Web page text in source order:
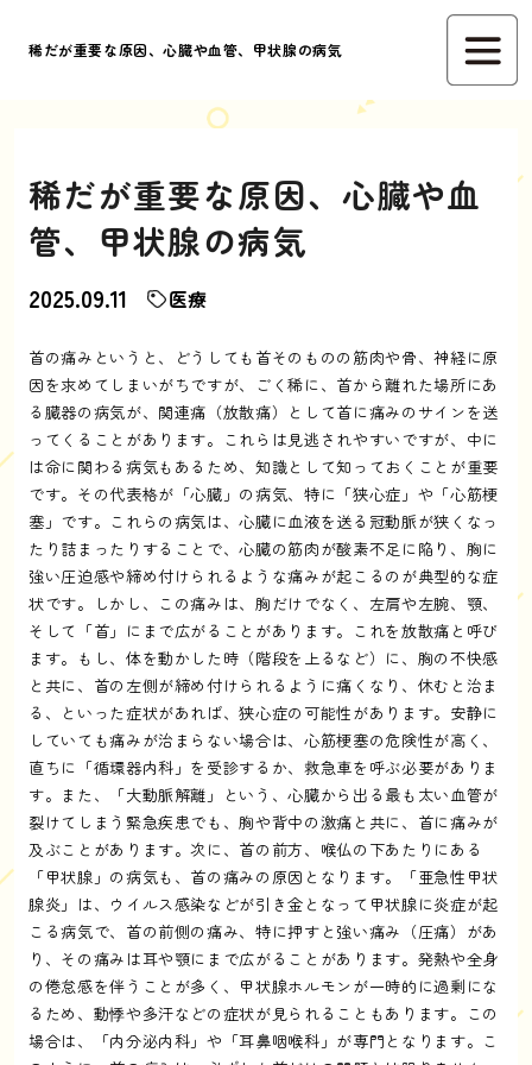
稀だが重要な原因、心臓や血管、甲状腺の病気
稀だが重要な原因、心臓や血
管、甲状腺の病気
2025.09.11 医療
首の痛みというと、どうしても首そのものの筋肉や骨、神経に原
因を求めてしまいがちですが、ごく稀に、首から離れた場所にあ
る臓器の病気が、関連痛（放散痛）として首に痛みのサインを送
ってくることがあります。これらは見逃されやすいですが、中に
は命に関わる病気もあるため、知識として知っておくことが重要
です。その代表格が「心臓」の病気、特に「狭心症」や「心筋梗
塞」です。これらの病気は、心臓に血液を送る冠動脈が狭くなっ
たり詰まったりすることで、心臓の筋肉が酸素不足に陥り、胸に
強い圧迫感や締め付けられるような痛みが起こるのが典型的な症
状です。しかし、この痛みは、胸だけでなく、左肩や左腕、顎、
そして「首」にまで広がることがあります。これを放散痛と呼び
ます。もし、体を動かした時（階段を上るなど）に、胸の不快感
と共に、首の左側が締め付けられるように痛くなり、休むと治ま
る、といった症状があれば、狭心症の可能性があります。安静に
していても痛みが治まらない場合は、心筋梗塞の危険性が高く、
直ちに「循環器内科」を受診するか、救急車を呼ぶ必要がありま
す。また、「大動脈解離」という、心臓から出る最も太い血管が
裂けてしまう緊急疾患でも、胸や背中の激痛と共に、首に痛みが
及ぶことがあります。次に、首の前方、喉仏の下あたりにある
「甲状腺」の病気も、首の痛みの原因となります。「亜急性甲状
腺炎」は、ウイルス感染などが引き金となって甲状腺に炎症が起
こる病気で、首の前側の痛み、特に押すと強い痛み（圧痛）があ
り、その痛みは耳や顎にまで広がることがあります。発熱や全身
の倦怠感を伴うことが多く、甲状腺ホルモンが一時的に過剰にな
るため、動悸や多汗などの症状が見られることもあります。この
場合は、「内分泌内科」や「耳鼻咽喉科」が専門となります。こ